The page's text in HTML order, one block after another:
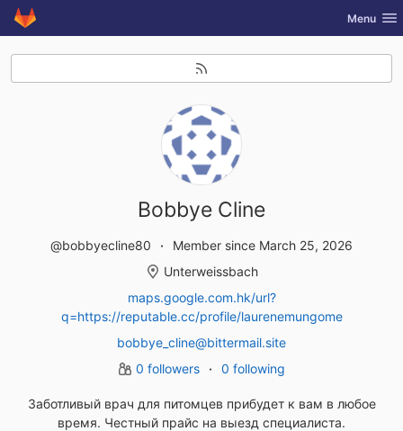
Skip to content
GitLab Toggle
Menu
Bobbye Cline
@bobbyecline80
Member since March 25, 2026
Unterweissbach
maps.google.com.hk/url?
q=https://reputable.cc/profile/laurenemungome
bobbye_cline@bittermail.site
0 followers
0 following
Заботливый врач для питомцев прибудет к вам в любое
время. Честный прайс на выезд специалиста.